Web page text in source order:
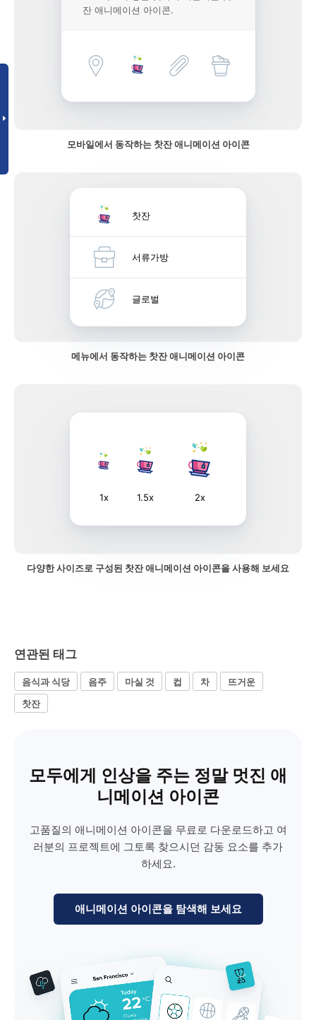
잔 애니메이션 아이콘.
모바일에서 동작하는 찻잔 애니메이션 아이콘
찻잔
서류가방
글로벌
메뉴에서 동작하는 찻잔 애니메이션 아이콘
1x 1.5x 2x
다양한 사이즈로 구성된 찻잔 애니메이션 아이콘을 사용해 보세요
연관된 태그
음식과 식당 음주 마실 것 컵 차
뜨거운
찻잔
모두에게 인상을 주는 정말 멋진 애
니메이션 아이콘
고품질의 애니메이션 아이콘을 무료로 다운로드하고 여
러분의 프로젝트에 그토록 찾으시던 감동 요소를 추가
하세요.
애니메이션 아이콘을 탐색해 보세요